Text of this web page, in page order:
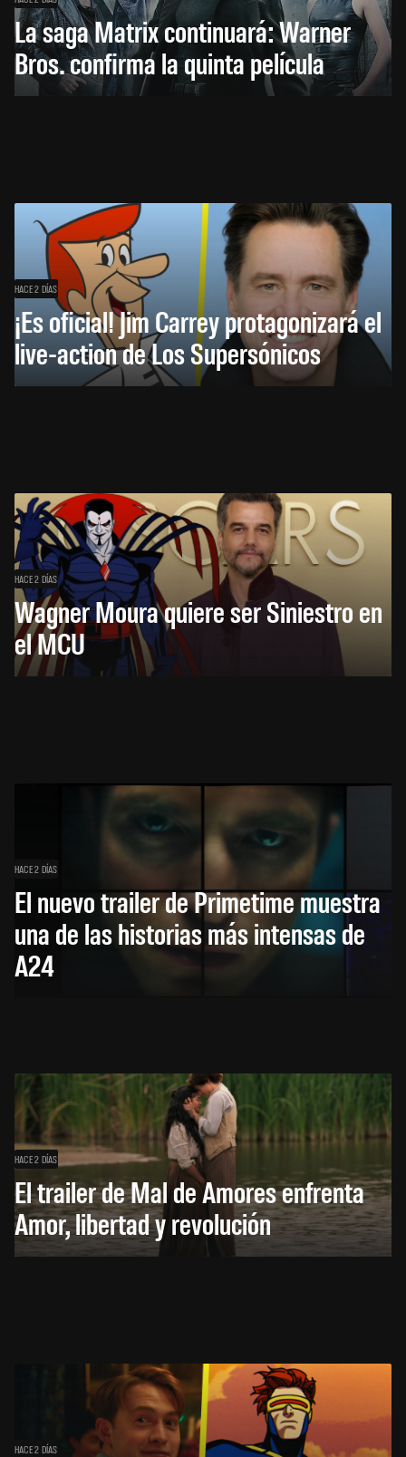
La saga Matrix continuará: Warner
Bros. confirma la quinta película
HACE 2 DÍAS
¡Es oficial! Jim Carrey protagonizará el
live-action de Los Supersónicos
HACE 2 DÍAS
Wagner Moura quiere ser Siniestro en
el MCU
HACE 2 DÍAS
El nuevo trailer de Primetime muestra
una de las historias más intensas de
A24
HACE 2 DÍAS
El trailer de Mal de Amores enfrenta
Amor, libertad y revolución
HACE 2 DÍAS